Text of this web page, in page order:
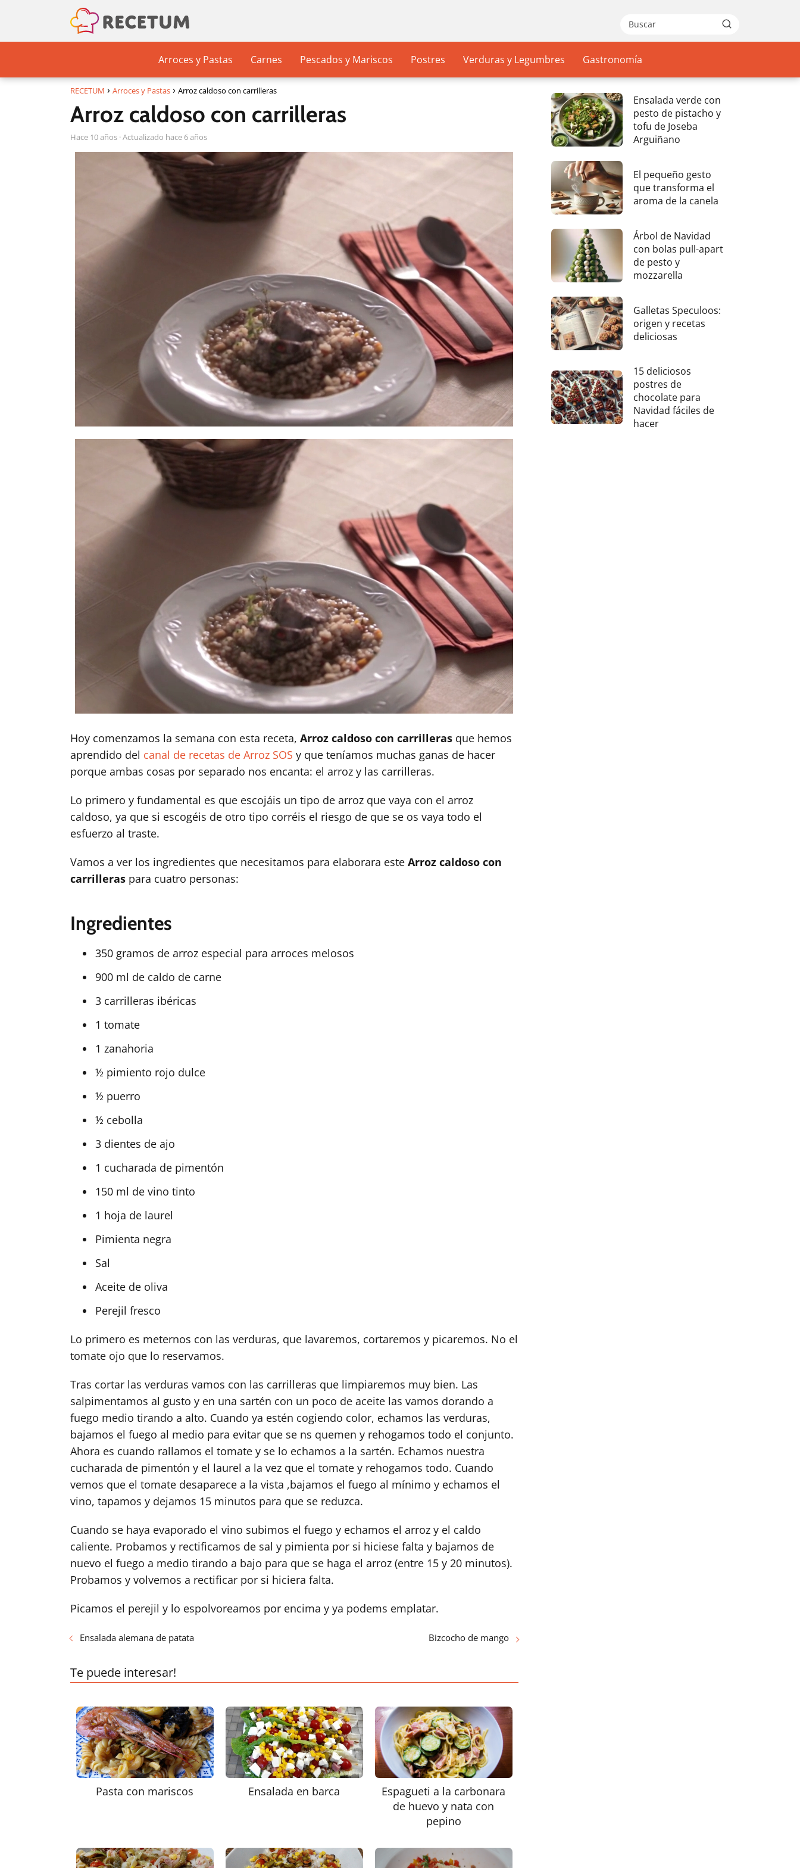
Arroces y Pastas Carnes Pescados y Mariscos Postres Verduras y Legumbres Gastronomía
RECETUM Arroces y Pastas Arroz caldoso con carrilleras
Arroz caldoso con carrilleras
hace 10 años · Actualizado hace 6 años
Hoy comenzamos la semana con esta receta, Arroz caldoso con carrilleras que hemos
aprendido del canal de recetas de Arroz SOS y que teníamos muchas ganas de hacer
porque ambas cosas por separado nos encanta: el arroz y las carrilleras.
Lo primero y fundamental es que escojáis un tipo de arroz que vaya con el arroz
caldoso, ya que si escogéis de otro tipo corréis el riesgo de que se os vaya todo el
esfuerzo al traste.
Vamos a ver los ingredientes que necesitamos para elaborara este Arroz caldoso con
carrilleras para cuatro personas:
Ingredientes
350 gramos de arroz especial para arroces melosos
900 ml de caldo de carne
3 carrilleras ibéricas
1 tomate
1 zanahoria
½ pimiento rojo dulce
½ puerro
½ cebolla
3 dientes de ajo
1 cucharada de pimentón
150 ml de vino tinto
1 hoja de laurel
Pimienta negra
Sal
Aceite de oliva
Perejil fresco
Lo primero es meternos con las verduras, que lavaremos, cortaremos y picaremos. No el
tomate ojo que lo reservamos.
Tras cortar las verduras vamos con las carrilleras que limpiaremos muy bien. Las
salpimentamos al gusto y en una sartén con un poco de aceite las vamos dorando a
fuego medio tirando a alto. Cuando ya estén cogiendo color, echamos las verduras,
bajamos el fuego al medio para evitar que se ns quemen y rehogamos todo el conjunto.
Ahora es cuando rallamos el tomate y se lo echamos a la sartén. Echamos nuestra
cucharada de pimentón y el laurel a la vez que el tomate y rehogamos todo. Cuando
vemos que el tomate desaparece a la vista ,bajamos el fuego al mínimo y echamos el
vino, tapamos y dejamos 15 minutos para que se reduzca.
Cuando se haya evaporado el vino subimos el fuego y echamos el arroz y el caldo
caliente. Probamos y rectificamos de sal y pimienta por si hiciese falta y bajamos de
nuevo el fuego a medio tirando a bajo para que se haga el arroz (entre 15 y 20 minutos).
Probamos y volvemos a rectificar por si hiciera falta.
Picamos el perejil y lo espolvoreamos por encima y ya podems emplatar.
Ensalada alemana de patata Bizcocho de mango
Te puede interesar!
Pasta con mariscos Ensalada en barca
Espagueti a la carbonara
de huevo y nata con
pepino
Ensalada verde con
pesto de pistacho y
tofu de Joseba
Arguiñano
El pequeño gesto
que transforma el
aroma de la canela
Árbol de Navidad
con bolas pull-apart
de pesto y
mozzarella
Galletas Speculoos:
origen y recetas
deliciosas
15 deliciosos
postres de
chocolate para
Navidad fáciles de
hacer